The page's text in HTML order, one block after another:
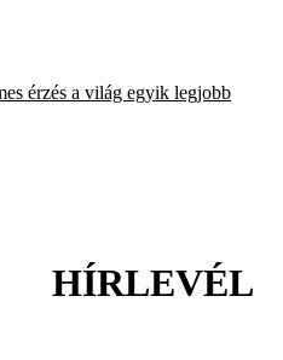
érzés a világ egyik legjobb
HÍRLEVÉL